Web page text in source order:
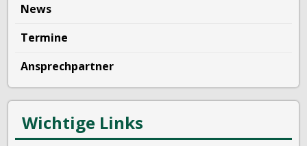
News
Termine
Ansprechpartner
Wichtige Links